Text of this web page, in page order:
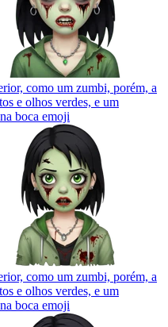
como um zumbi, porém, a
e olhos verdes, e um
boca emoji
como um zumbi, porém, a
e olhos verdes, e um
boca emoji